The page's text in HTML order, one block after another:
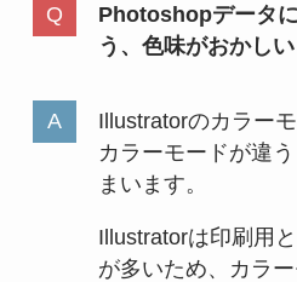
Photoshopデータ
う、色味がおかしい
Illustratorのカラー
カラーモードが違
まいます。
Illustratorは印刷用
が多いため、カラ